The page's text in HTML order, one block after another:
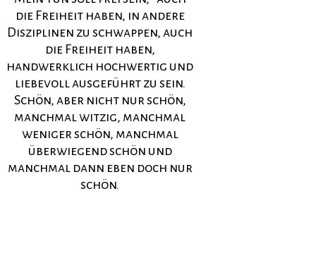
die Freiheit haben, in andere
Disziplinen zu schwappen, auch
die Freiheit haben,
handwerklich hochwertig und
liebevoll ausgeführt zu sein.
Schön, aber nicht nur schön,
manchmal witzig, manchmal
weniger schön, manchmal
überwiegend schön und
manchmal dann eben doch nur
schön.